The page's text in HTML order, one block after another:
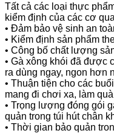
Tất cả các loại thực
kiểm định của các cơ
• Đảm bảo vệ sinh an
• Kiểm định sản phẩm
• Công bố chất lượng
• Gà xông khói đã được
ra dùng ngay, ngon hơn
• Thuận tiện cho các
mang đi chơi xa, làm
• Trọng lượng đóng gói
quản trong túi hút chân
• Thời gian bảo quản